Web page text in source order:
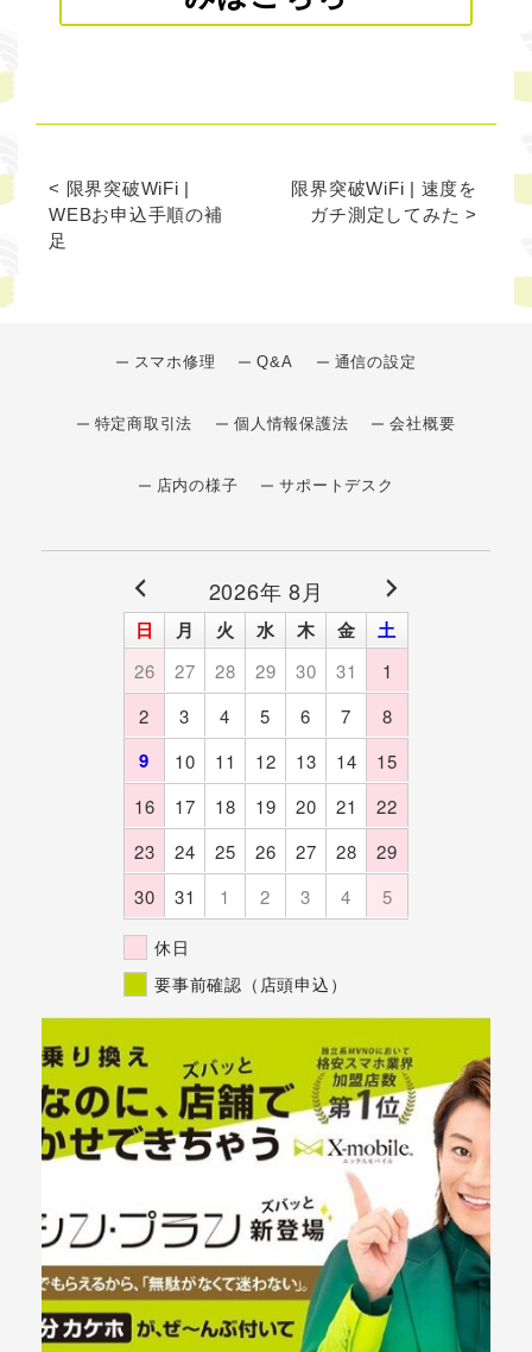
< 限界突破WiFi |
WEBお申込手順の補
足
限界突破WiFi | 速度を
ガチ測定してみた >
スマホ修理 Q&A 通信の設定
特定商取引法 個人情報保護法 会社概要
店内の様子 サポートデスク
2026年 8月
日 月 火 水 木 金 土
26 27 28 29 30 31
1
2
3 4 5 6 7 8
9 10 11 12 13 14
15
16
17 18 19 20 21
22
23
24 25 26 27 28
29
30
31 1 2 3 4 5
休日
要事前確認（店頭申込）